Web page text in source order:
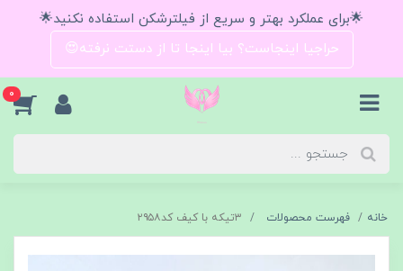
🌟برای عملکرد بهتر و سریع از فیلترشکن استفاده نکنید🌟
حراجیا اینجاست؟ بیا اینجا تا از دستت نرفته😍
0
خانه فهرست محصولات ۳تیکه با کیف کد۲۹۵۸